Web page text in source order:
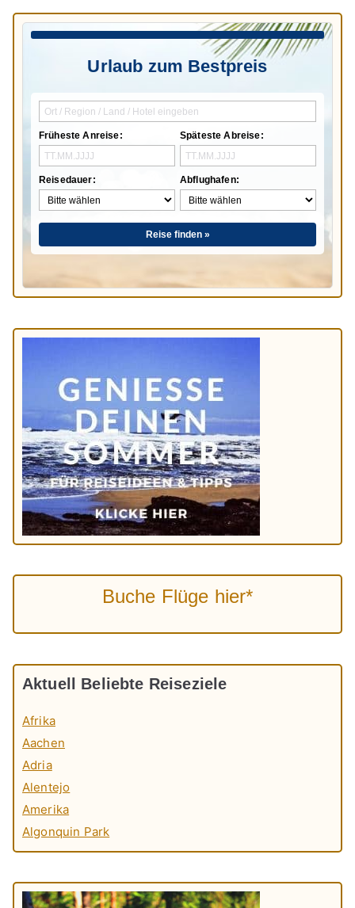
Urlaub zum Bestpreis
Früheste Anreise:
Reisedauer:
Späteste Abreise:
Abflughafen:
Reise finden »
Buche Flüge hier*
Aktuell Beliebte Reiseziele
Afrika
Aachen
Adria
Alentejo
Amerika
Algonquin Park